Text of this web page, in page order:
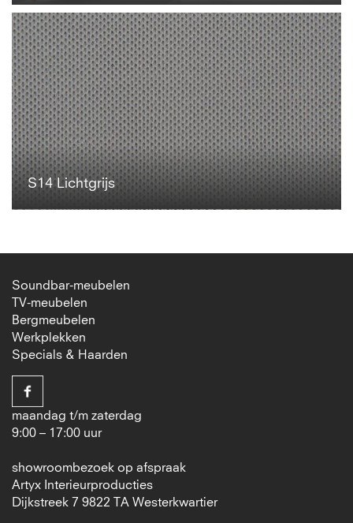
S14 Lichtgrijs
Soundbar-meubelen
TV-meubelen
Bergmeubelen
Werkplekken
Specials & Haarden
maandag t/m zaterdag
9:00 – 17:00 uur
showroombezoek op afspraak
Artyx Interieurproducties
Dijkstreek 7 9822 TA Westerkwartier